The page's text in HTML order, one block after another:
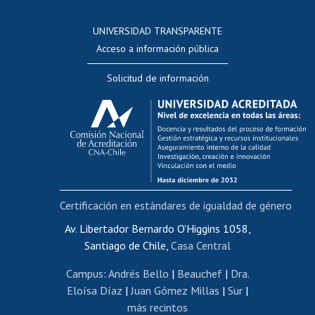
Evaluación docente
Calificación académica
Postulación al AUCAI
Funcionarias/os
Cursos internos de capacitación
Bienestar del personal
Portal de movilidad interna
Certificado de renta
Certificado de renta honorarios
Editar páginas blancas
UNIVERSIDAD TRANSPARENTE
Acceso a información pública
Solicitud de información
Av. Libertador Bernardo O'Higgins 1058,
Santiago de Chile, Casa Central
Campus: Andrés Bello | Beauchef| Dra.
Eloísa Díaz |Juan Gómez Millas | Sur |
más recintos
Certificación en estándares de igualdad de género